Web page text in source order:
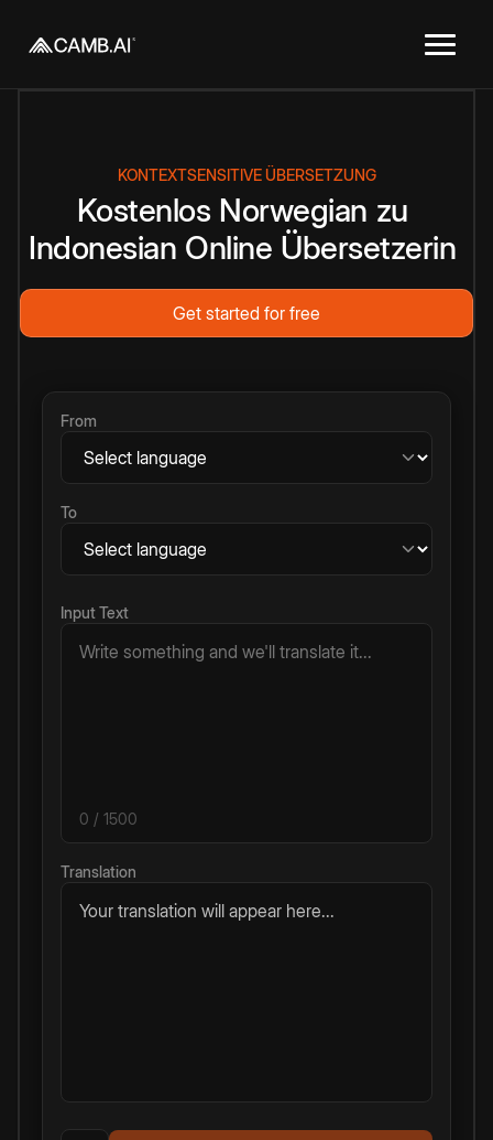
KONTEXTSENSITIVE ÜBERSETZUNG
Kostenlos Norwegian zu
Indonesian Online Übersetzerin
Get started for free
From
To
Input Text
0 / 1500
Translation
Your translation will appear here...